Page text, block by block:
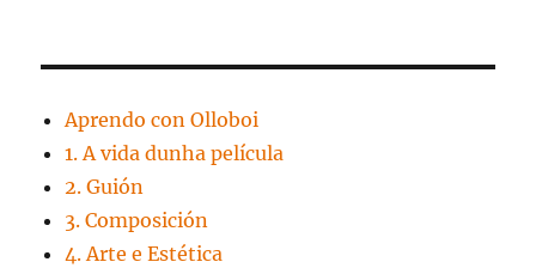
Aprendo con Olloboi
1. A vida dunha película
2. Guión
3. Composición
4. Arte e Estética